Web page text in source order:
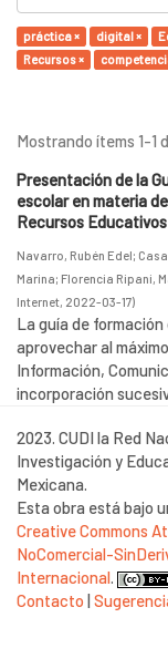
práctica × digital ×
Recursos ×
Mostrando ítems 1-1
Presentación de la
escolar en materia
Recursos
Navarro, Rubén Edel;
Marina; Florencia Ripani,
Internet, 2022-03-17)
La guía de
aprovechar al
Información,
incorporación
2023. CUDI la Red
Investigación y
Mexicana.
Esta obra está bajo
Creative Commons
NoComercial-
Internacional.
Contacto |